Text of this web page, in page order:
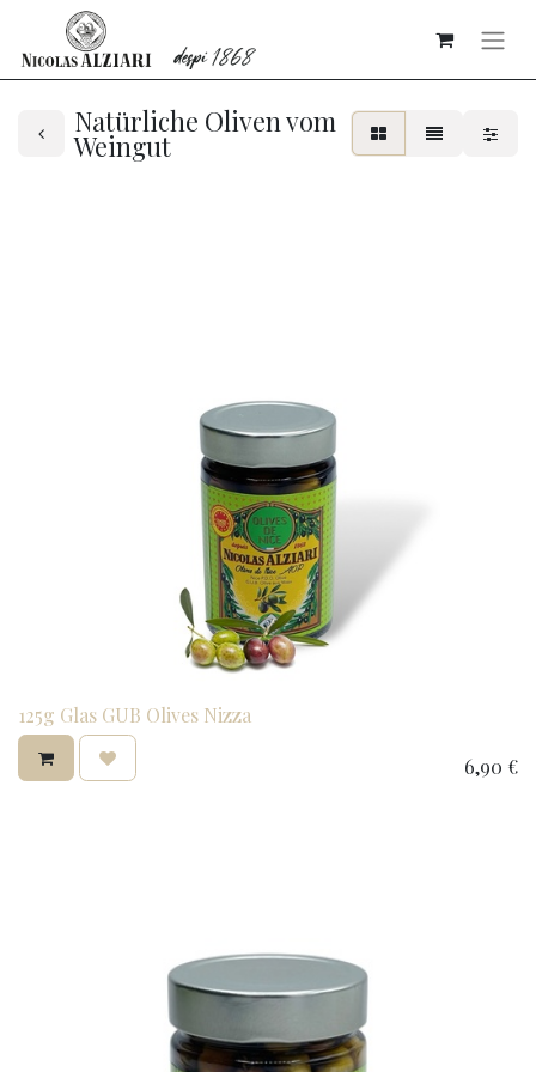
Natürliche Oliven vom
Weingut
125g Glas GUB Olives Nizza
6,90 €